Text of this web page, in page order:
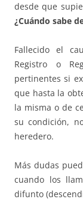
desde que
¿Cuándo sabe
Fallecido el
Registro o
pertinentes si
que hasta la
la misma o de
su condición,
heredero.
Más dudas
cuando los
difunto